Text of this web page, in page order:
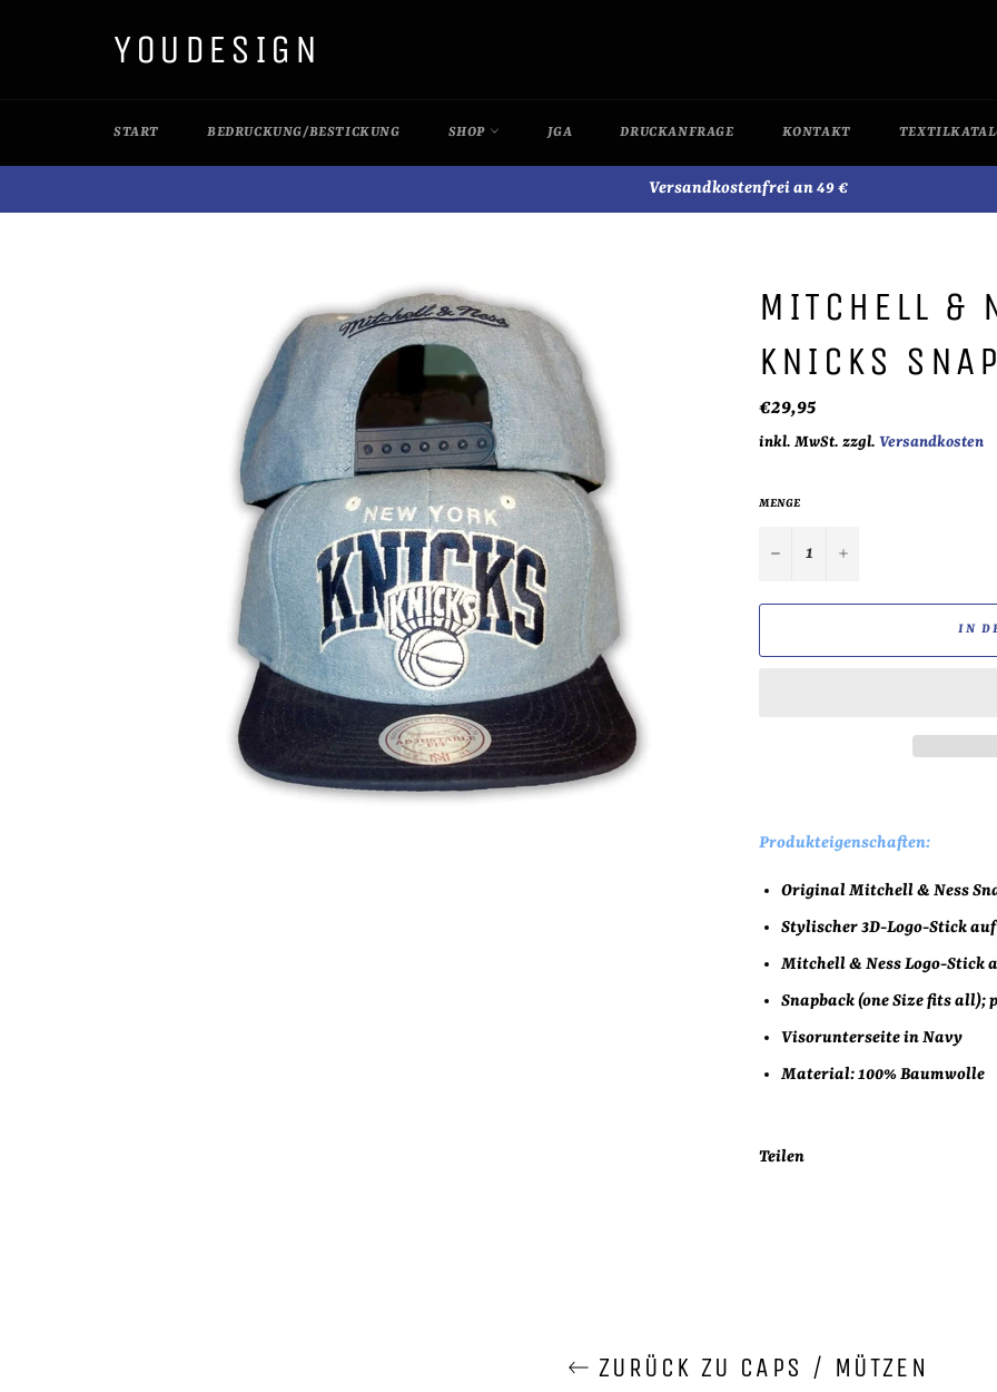
YOUDESIGN
START BEDRUCKUNG/BESTICKUNG SHOP JGA DRUCKANFRAGE KONTAKT
Versandkostenfrei an 49 €
MITCHELL &
KNICKS
Normaler
€29,95
inkl. MwSt. zzgl. Versandkosten
MENGE
− +
IN
Produkteigenschaften:
Original Mitchell & Ness
Stylischer 3D-Logo-Stick
Mitchell & Ness Logo-Stick
Snapback (one Size fits all);
Visorunterseite in Navy
Material: 100% Baumwolle
Teilen
ZURÜCK ZU CAPS / MÜTZEN